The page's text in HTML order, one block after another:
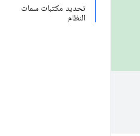
تحديد مكتبات سمات
النظام